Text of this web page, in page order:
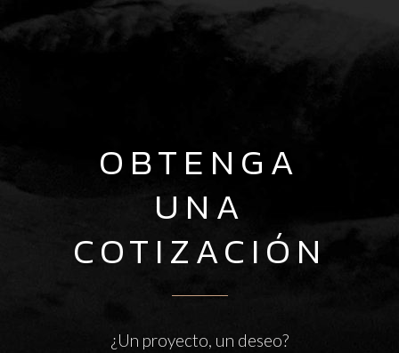
OBTENGA
UNA
COTIZACIÓN
¿Un proyecto, un deseo?